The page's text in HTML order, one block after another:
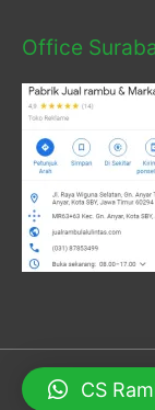
Office
Hak Cipta ©
CS